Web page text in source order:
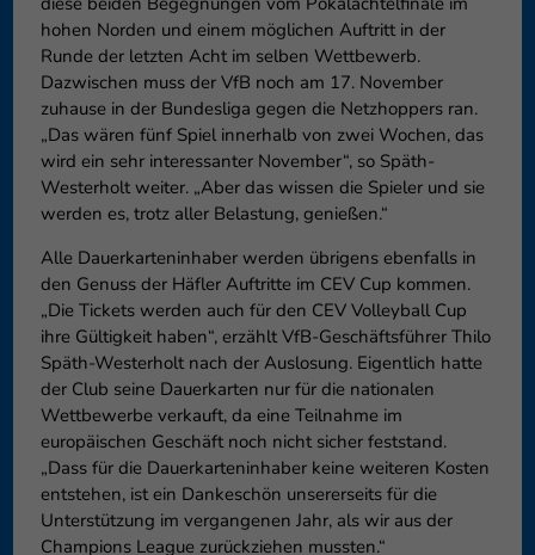
hohen Norden und einem möglichen Auftritt in der
Runde der letzten Acht im selben Wettbewerb.
Dazwischen muss der VfB noch am 17. November
zuhause in der Bundesliga gegen die Netzhoppers ran.
„Das wären fünf Spiel innerhalb von zwei Wochen, das
wird ein sehr interessanter November“, so Späth-
Westerholt weiter. „Aber das wissen die Spieler und sie
werden es, trotz aller Belastung, genießen.“
Alle Dauerkarteninhaber werden übrigens ebenfalls in
den Genuss der Häfler Auftritte im CEV Cup kommen.
„Die Tickets werden auch für den CEV Volleyball Cup
ihre Gültigkeit haben“, erzählt VfB-Geschäftsführer Thilo
Späth-Westerholt nach der Auslosung. Eigentlich hatte
der Club seine Dauerkarten nur für die nationalen
Wettbewerbe verkauft, da eine Teilnahme im
europäischen Geschäft noch nicht sicher feststand.
„Dass für die Dauerkarteninhaber keine weiteren Kosten
entstehen, ist ein Dankeschön unsererseits für die
Unterstützung im vergangenen Jahr, als wir aus der
Champions League zurückziehen mussten.“